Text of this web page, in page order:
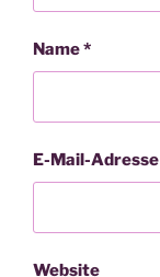
Name*
E-Mail-Adresse
Website